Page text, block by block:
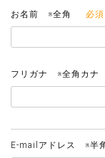
お名前 ※全角
フリガナ ※全角カナ
E-mailアドレス ※半